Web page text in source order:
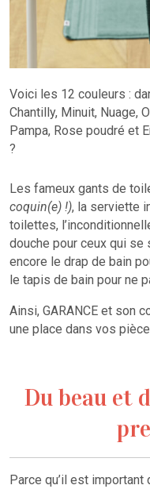
Voici les 12 couleurs :
Chantilly, Minuit, Nuage,
Pampa, Rose poudré et
?
Les fameux gants de
coquin(e) !), la serviette
toilettes,
douche pour ceux qui se
encore le drap de bain
le tapis de bain pour ne
Ainsi, GARANCE et son
une place dans vos
Du beau et
Parce qu’il est